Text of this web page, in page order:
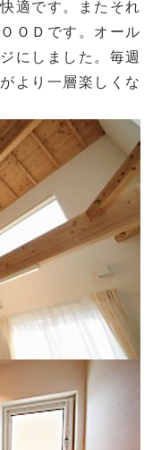
適です。またそれ
ＯＤです。オール
にしました。毎週
より一層楽しくな